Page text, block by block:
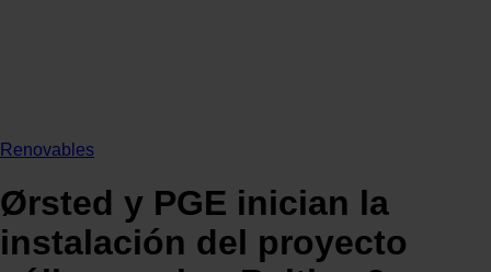
Renovables
Ørsted y PGE inician la
instalación del proyecto